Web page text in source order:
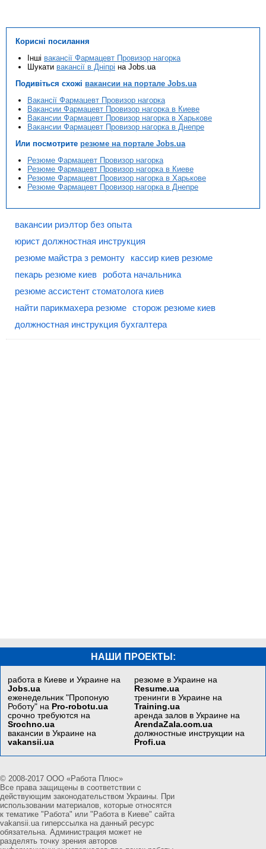
Корисні посилання
Інші вакансії Фармацевт Провизор нагорка
Шукати вакансії в Дніпрі на Jobs.ua
Подивіться схожі вакансии на портале Jobs.ua
Вакансії Фармацевт Провизор нагорка
Вакансии Фармацевт Провизор нагорка в Киеве
Вакансии Фармацевт Провизор нагорка в Харькове
Вакансии Фармацевт Провизор нагорка в Днепре
Или посмотрите резюме на портале Jobs.ua
Резюме Фармацевт Провизор нагорка
Резюме Фармацевт Провизор нагорка в Киеве
Резюме Фармацевт Провизор нагорка в Харькове
Резюме Фармацевт Провизор нагорка в Днепре
вакансии риэлтор без опыта
юрист должностная инструкция
резюме майстра з ремонту
кассир киев резюме
пекарь резюме киев
робота начальника
резюме ассистент стоматолога киев
найти парикмахера резюме сторож резюме киев
должностная инструкция бухгалтера
НАШИ ПРОЕКТЫ:
работа в Киеве и Украине на
Jobs.ua
еженедельник "Пропоную
Роботу" на Pro-robotu.ua
срочно требуются на
Srochno.ua
вакансии в Украине на
vakansii.ua
резюме в Украине на
Resume.ua
тренинги в Украине на
Training.ua
аренда залов в Украине на
ArendaZala.com.ua
должностные инструкции на
Profi.ua
© 2008-2017 ООО «Работа Плюс»
Все права защищены в соответствии с
действующим законодательством Украины. При
использовании материалов, которые относятся
к тематике "Работа" или "Работа в Киеве" сайта
vakansii.ua гиперссылка на данный ресурс
обязательна. Администрация может не
разделять точку зрения авторов